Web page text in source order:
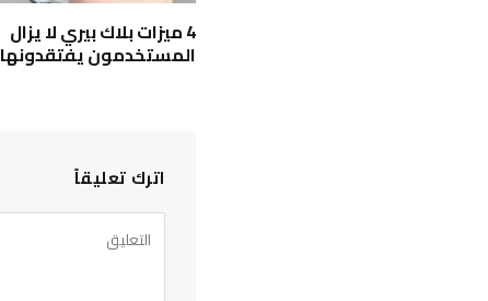
4 ميزات بلاك بيري لا يزال
المستخدمون يفتقدونها
اترك تعليقاً